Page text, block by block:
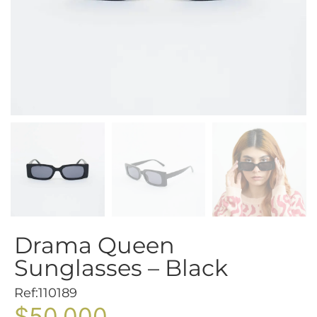
Drama Queen
Sunglasses – Black
Ref:110189